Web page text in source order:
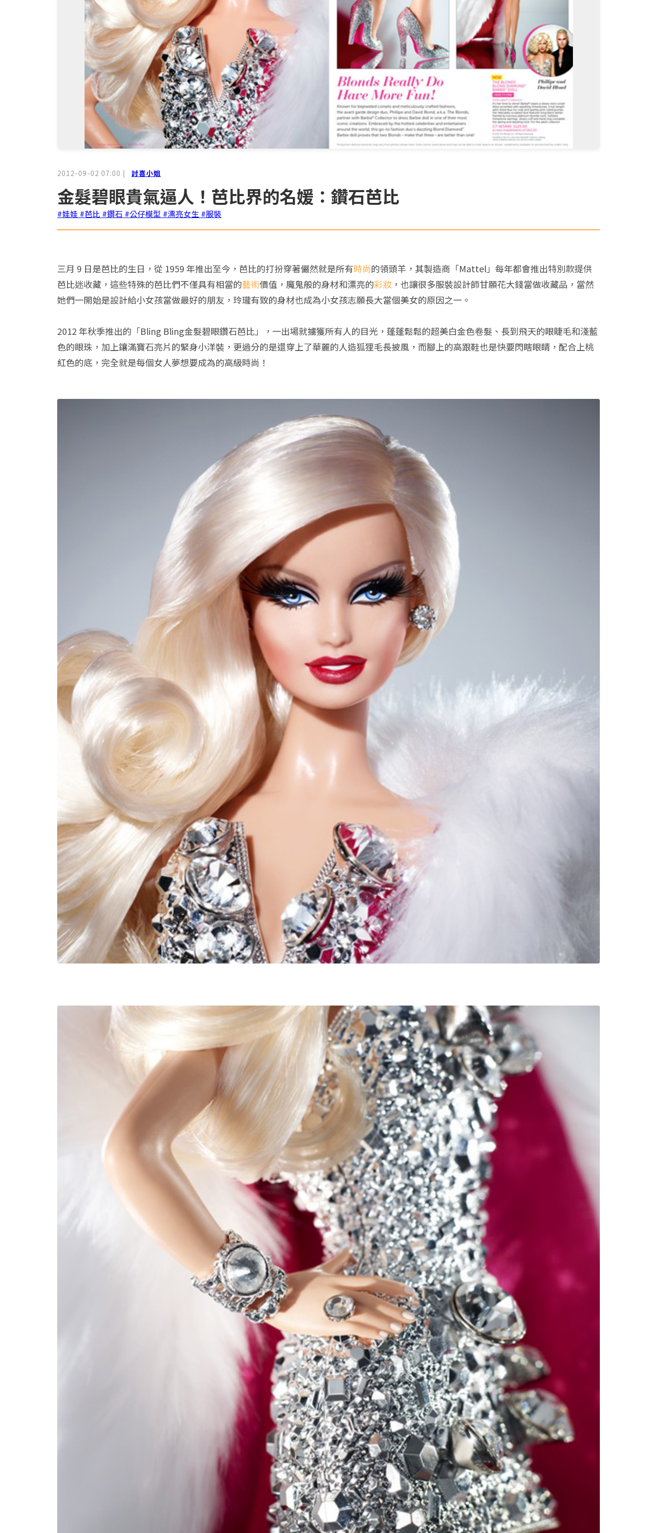
2012-09-02 07:00 | 討喜小姐
金髮碧眼貴氣逼人！芭比界的名媛：鑽石芭比
#娃娃 #芭比 #鑽石 #公仔模型 #漂亮女生 #服裝
三月 9 日是芭比的生日，從 1959 年推出至今，芭比的打扮穿著儼然就是所有時尚的領頭羊，其製造商「Mattel」每年都會推出特別款提供
芭比迷收藏，這些特殊的芭比們不僅具有相當的藝術價值，魔鬼般的身材和漂亮的彩妝 ，也讓很多服裝設計師甘願花大錢當做收藏品，當然
她們一開始是設計給小女孩當做最好的朋友，玲瓏有致的身材也成為小女孩志願長大當個美女的原因之一。
2012 年秋季推出的「Bling Bling金髮碧眼鑽石芭比」，一出場就擄獲所有人的目光，蓬蓬鬆鬆的超美白金色卷髮、長到飛天的眼睫毛和淺藍
色的眼珠，加上鑲滿寶石亮片的緊身小洋裝，更過分的是還穿上了華麗的人造狐狸毛長披風，而腳上的高跟鞋也是快要閃瞎眼睛，配合上桃
紅色的底，完全就是每個女人夢想要成為的高級時尚！